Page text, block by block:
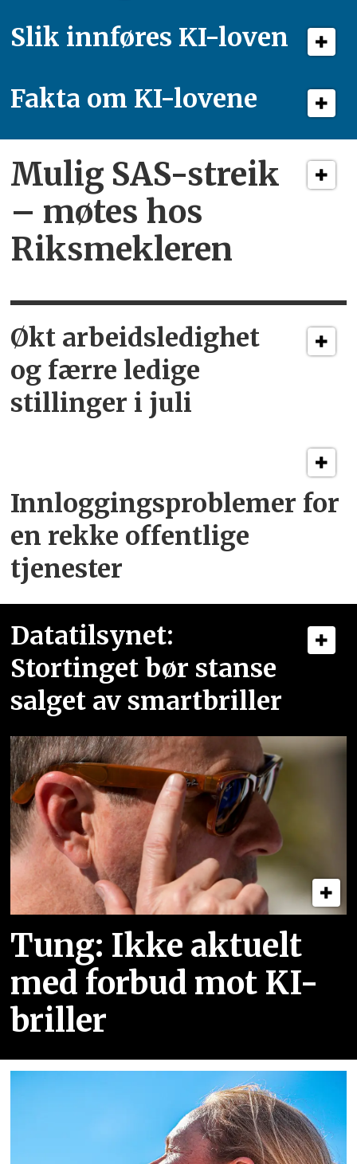
Slik innføres KI-loven
Fakta om KI-lovene
Mulig SAS-streik
– møtes hos
Riksmekleren
Økt arbeidsledighet
og færre ledige
stillinger i juli
Innloggingsproblemer for
en rekke offentlige
tjenester
Datatilsynet:
Stortinget bør stanse
salget av smartbriller
Tung: Ikke aktuelt
med forbud mot KI-
briller